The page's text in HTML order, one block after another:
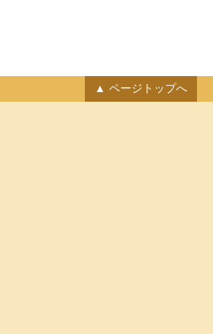
ページトップへ